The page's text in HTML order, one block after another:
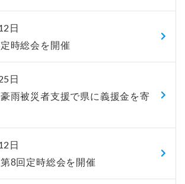
日
時総会を開催
日
雨被災者支援で県に義援金を寄
日
8回定時総会を開催